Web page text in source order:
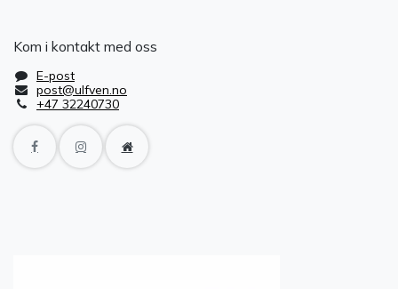
Kom i kontakt med oss
E-post
post@ulfven.no
+47 32240730